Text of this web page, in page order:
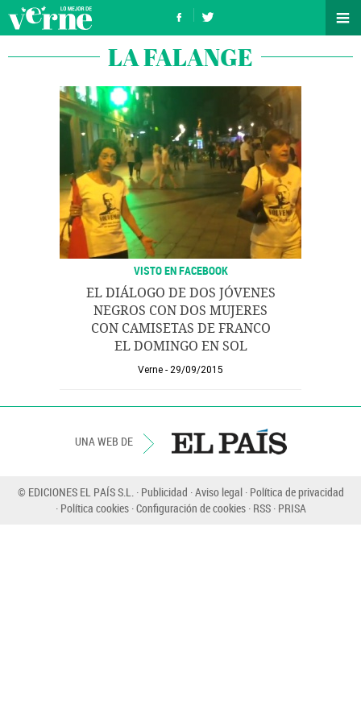
LA FALANGE
VISTO EN FACEBOOK
EL DIÁLOGO DE DOS JÓVENES
NEGROS CON DOS MUJERES
CON CAMISETAS DE FRANCO
EL DOMINGO EN SOL
Verne 29/09/2015
UNA WEB DE
© EDICIONES EL PAÍS S.L. Publicidad Aviso legal Política de privacidad
Política cookies Configuración de cookies RSS PRISA